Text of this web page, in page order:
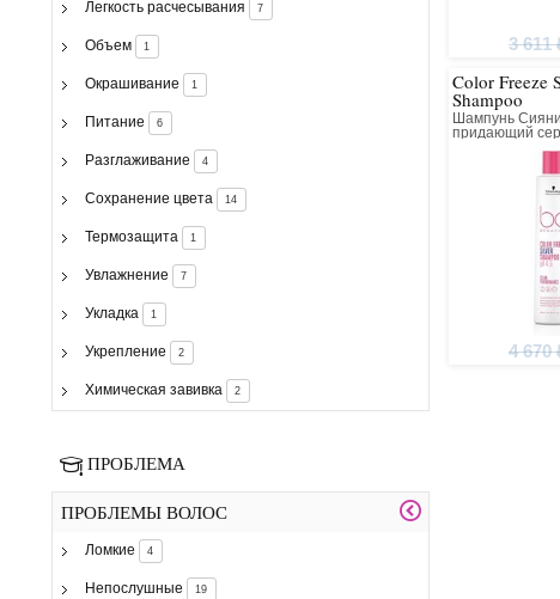
Легкость расчесывания 7
Объем 1
Окрашивание 1
Питание 6
Разглаживание 4
Сохранение цвета 14
Термозащита 1
Увлажнение 7
Укладка 1
Укрепление 2
Химическая завивка 2
ПРОБЛЕМА
ПРОБЛЕМЫ ВОЛОС
Ломкие 4
Непослушные 19
3 611
Color Freeze
Shampoo
Шампунь
придающий
4 670